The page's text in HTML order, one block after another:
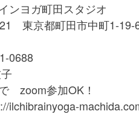
ンヨガ町田スタジオ
東京都町田市中町1-19-
0688
zoom参加OK！
ilchibrainyoga-